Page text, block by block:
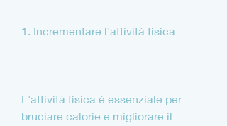
1. Incrementare l'attività fisica
L'attività fisica è essenziale per
bruciare calorie e migliorare il